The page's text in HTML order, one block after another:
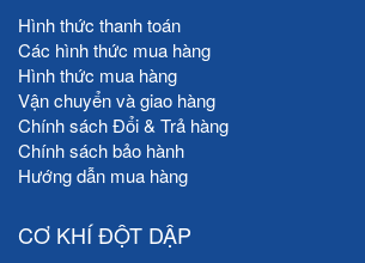
Hình thức thanh toán
Các hình thức mua hàng
Hình thức mua hàng
Vận chuyển và giao hàng
Chính sách Đổi & Trả hàng
Chính sách bảo hành
Hướng dẫn mua hàng
CƠ KHÍ ĐỘT DẬP